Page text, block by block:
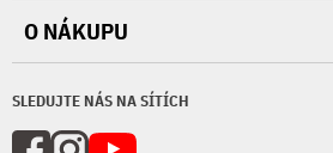
SLEDUJTE NÁS NA SÍTÍCH
O NÁKUPU